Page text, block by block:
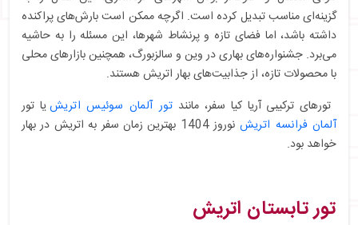
گزینه‌ای مناسب تبدیل کرده است. اگرچه ممکن است بارش‌های پراکنده
داشته باشد، اما فضای تازه و پرنشاط شهرها، این مسئله را به حاشیه
می‌برد. جشنواره‌های بهاری در وین و سالزبورگ، همچنین بازارهای محلی
با محصولات تازه، از جذابیت‌های بهار اتریش هستند.
تورهای ترکیبی آریا کیا سفر، مانند تور آلمان سوئیس اتریشیا تور
آلمان فرانسه اتریش
نوروز 1404 بهترین زمان سفر به اتریش در بهار
خواهد بود.
تور تابستان اتریش